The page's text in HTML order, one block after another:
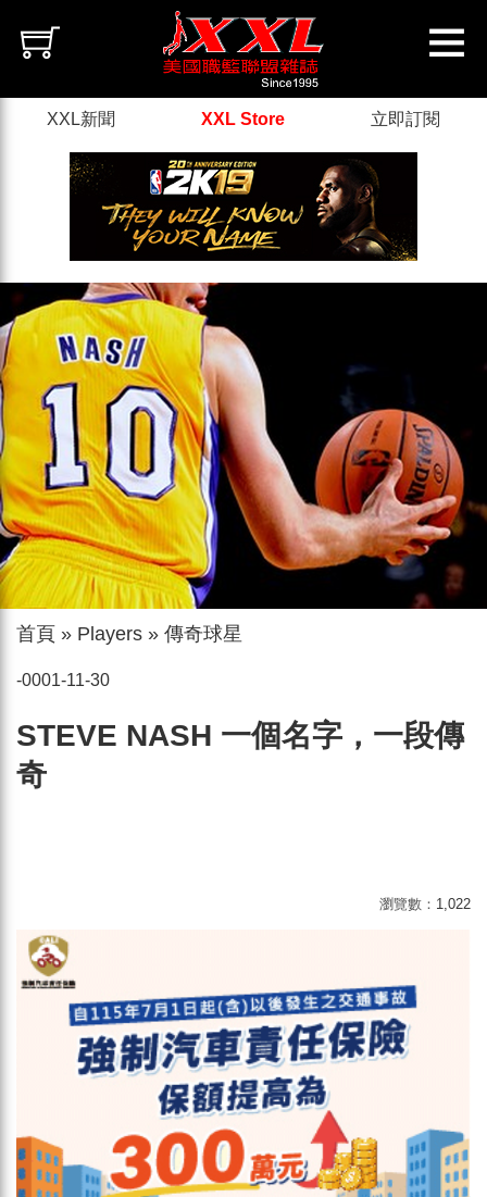
XXL新聞 XXL Store 立即訂閱
首頁 » Players » 傳奇球星
-0001-11-30
STEVE NASH 一個名字，一段傳
奇
瀏覽數： 1,022